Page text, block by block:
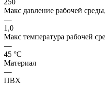
Макс давление рабочей
—
1,0
Макс температура рабочей
—
45 °С
Материал
—
ПВХ